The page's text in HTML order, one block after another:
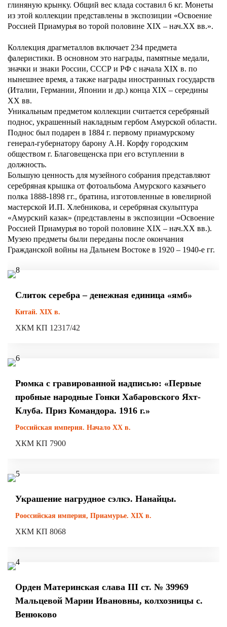
глиняную крынку. Общий вес клада составил 6 кг. Монеты
из этой коллекции представлены в экспозиции «Освоение
Россией Приамурья во торой половине XIX – нач.XX вв.».
Коллекция драгметаллов включает 234 предмета
фалеристики. В основном это награды, памятные медали,
значки и знаки России, СССР и РФ с начала XIX в. по
нынешнее время, а также награды иностранных государств
(Италии, Германии, Японии и др.) конца XIX – середины
ХХ вв.
Уникальным предметом коллекции считается серебряный
поднос, украшенный накладным гербом Амурской области.
Поднос был подарен в 1884 г. первому приамурскому
генерал-губернатору барону А.Н. Корфу городским
обществом г. Благовещенска при его вступлении в
должность.
Большую ценность для музейного собрания представляют
серебряная крышка от фотоальбома Амурского казачьего
полка 1888-1898 гг., братина, изготовленные в ювелирной
мастерской И.П. Хлебникова, и серебряная скульптура
«Амурский казак» (представлены в экспозиции «Освоение
Россией Приамурья во торой половине XIX – нач.XX вв.).
Музею предметы были переданы после окончания
Гражданской войны на Дальнем Востоке в 1920 – 1940-е гг.
Слиток серебра – денежная единица «ямб»
Китай. XIX в.
ХКМ КП 12317/42
Рюмка с гравированной надписью: «Первые
пробные народные Гонки Хабаровского Яхт-
Клуба. Приз Командора. 1916 г.»
Российская империя. Начало ХХ в.
ХКМ КП 7900
Украшение нагрудное сэлкэ. Нанайцы.
Рооссийская империя, Приамурье. XIX в.
ХКМ КП 8068
Орден Материнская слава III ст. № 39969
Мальцевой Марии Ивановны, колхозницы с.
Венюково
ул. Шевченко, 11
смотреть на карте
Вт–Вс: 10:00–18:00
Санитарный день:
последняя пятница
месяца